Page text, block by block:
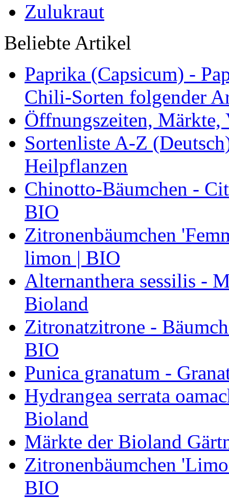
Zulukraut
Beliebte Artikel
Paprika (Capsicum) -
Chili-Sorten folgender
Öffnungszeiten, Märkte,
Sortenliste A-Z
Heilpflanzen
Chinotto-Bäumchen -
BIO
Zitronenbäumchen
limon | BIO
Alternanthera sessilis -
Bioland
Zitronatzitrone -
BIO
Punica granatum -
Hydrangea serrata
Bioland
Märkte der Bioland
Zitronenbäumchen
BIO